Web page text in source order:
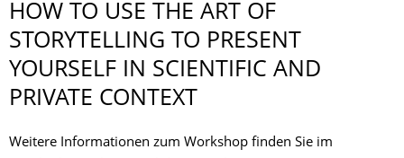
HOW TO USE THE ART OF
STORYTELLING TO PRESENT
YOURSELF IN SCIENTIFIC AND
PRIVATE CONTEXT
Weitere Informationen zum Workshop finden Sie im